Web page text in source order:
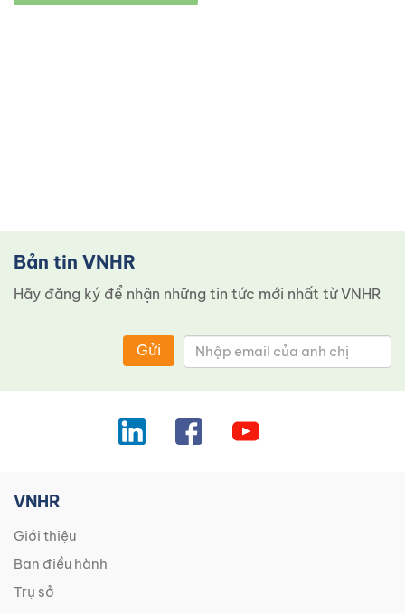
Bản tin VNHR
Hãy đăng ký để nhận những tin tức mới nhất từ ​​VNHR
Gửi
VNHR
Giới thiệu
Ban điều hành
Trụ sở